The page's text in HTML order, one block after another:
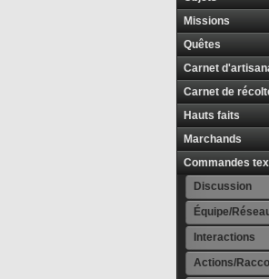
Missions
Quêtes
Carnet
Carnet de
Hauts faits
Marchands
Commandes
Discussion
Équipe/
Interactions
Actions/